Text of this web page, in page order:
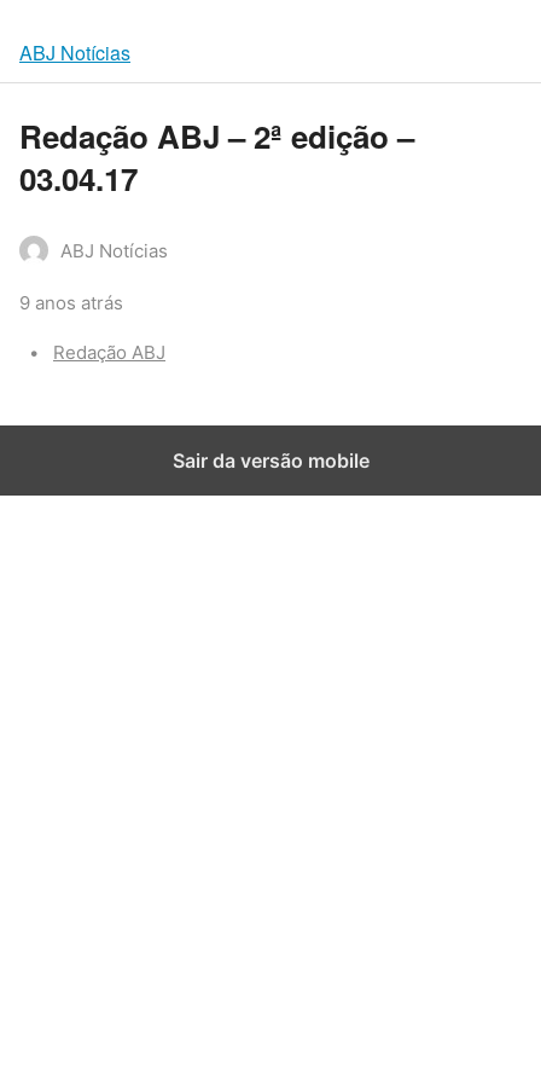
ABJ Notícias
Redação ABJ – 2ª edição –
03.04.17
ABJ Notícias
9 anos atrás
Categories:
Redação ABJ
Sair da versão mobile